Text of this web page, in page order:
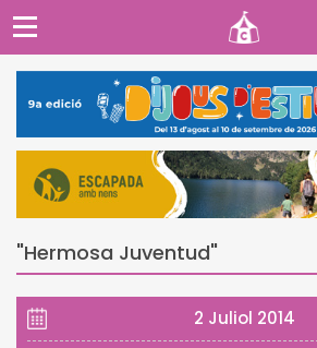
"Hermosa Juventud"
2 Juliol 2014